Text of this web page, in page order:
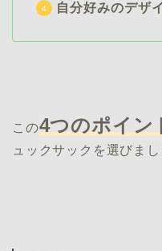
自分好みのデザ
この4つのポイン
ュックサックを選びまし